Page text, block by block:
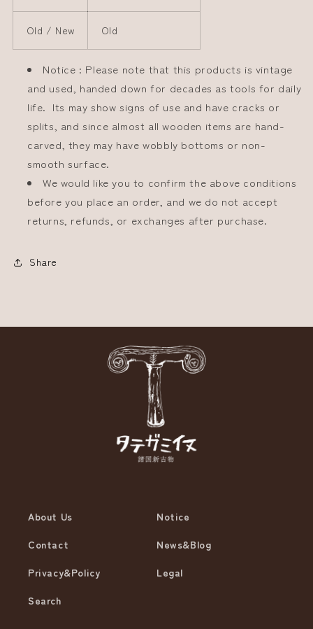
Old / New Old
Notice : Please note that this products is vintage
and used, handed down for decades as tools for daily
life. Its may show signs of use and have cracks or
splits, and since almost all wooden items are hand-
carved, they may have wobbly bottoms or non-
smooth surface.
We would like you to confirm the above conditions
before you place an order, and we do not accept
returns, refunds, or exchanges after purchase.
Share
About Us
Notice
Contact
News&Blog
Privacy&Policy
Legal
Search